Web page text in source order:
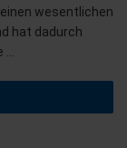
wesentlichen
hat dadurch